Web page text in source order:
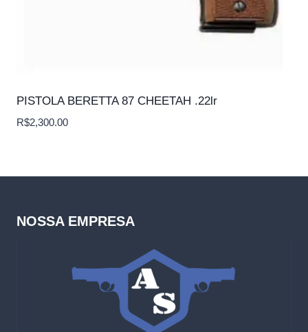
PISTOLA BERETTA 87 CHEETAH .22lr
R$2,300.00
NOSSA EMPRESA